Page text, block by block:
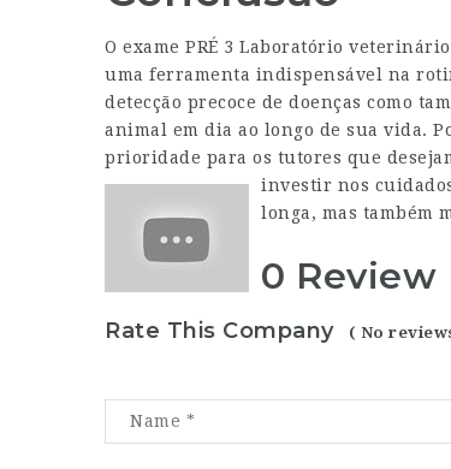
O exame PRÉ 3 Laboratório veterinário
uma ferramenta indispensável na
detecção precoce de doenças como
animal em dia ao longo de sua vida.
prioridade para os tutores que
investir nos
longa, mas também
0 Review
Rate This Company ( No